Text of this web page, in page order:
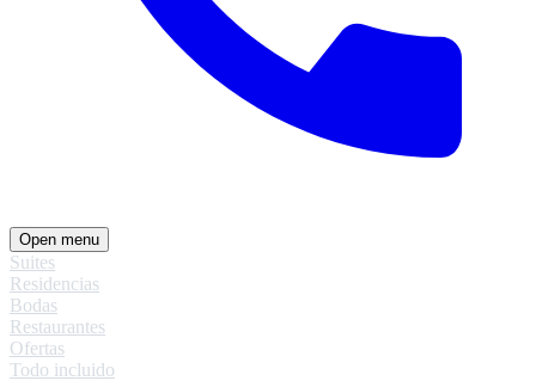
Open menu
Suites
Residencias
Bodas
Restaurantes
Ofertas
Todo incluido